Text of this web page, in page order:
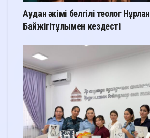
Аудан әкімі белгілі теолог Нұрлан
Байжігітұлымен кездесті